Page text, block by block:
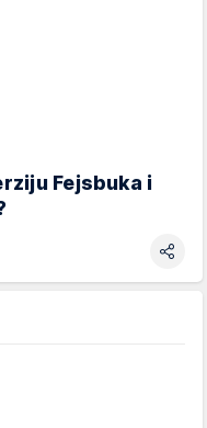
Fejsbuka i